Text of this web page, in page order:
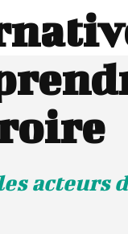
acteurs